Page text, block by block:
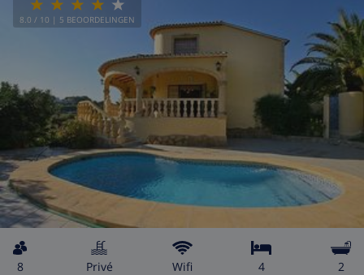
8.0 / 10 | 5 BEOORDELINGEN
8 privé wifi 4 2